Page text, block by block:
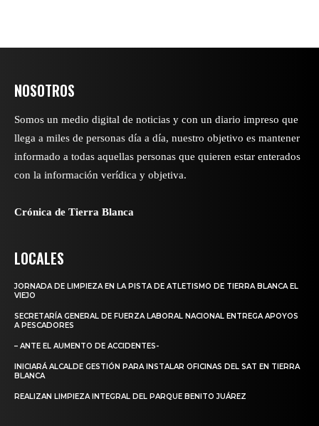
NOSOTROS
Somos un medio digital de noticias y con un diario impreso que
llega a miles de personas día a día, nuestro objetivo es mantener
informado a todas aquellas personas que quieren estar enterados
con la información verídica y objetiva.
Crónica de Tierra Blanca
LOCALES
JORNADA DE LIMPIEZA EN LA PISTA DE ATLETISMO DE TIERRA BLANCA EL
VIEJO
SECRETARÍA GENERAL DE FUERZA LABORAL NACIONAL ENTREGA APOYOS
A PESCADORES
– ANTE EL AUMENTO DE ACCIDENTES-
INICIARÁ ALCALDE GESTIÓN PARA INSTALAR OFICINAS DEL SAT EN TIERRA
BLANCA
REALIZAN LIMPIEZA INTEGRAL DEL PARQUE BENITO JUÁREZ